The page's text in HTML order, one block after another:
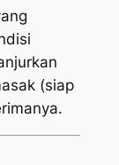
(siap